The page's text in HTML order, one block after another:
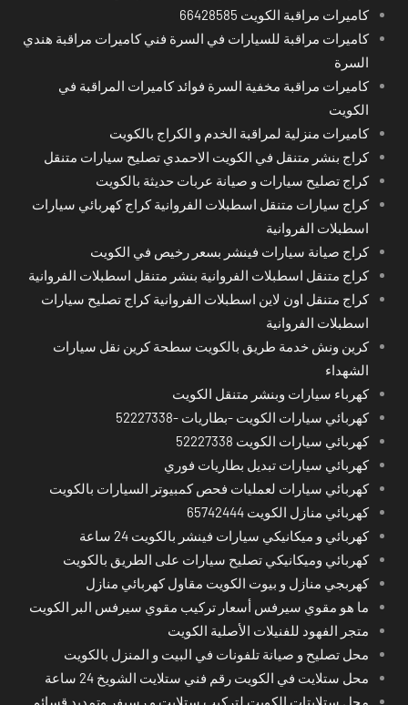
كاميرات مراقبة الكويت 66428585
كاميرات مراقبة للسيارات في السرة فني كاميرات مراقبة هندي
السرة
كاميرات مراقبة مخفية السرة فوائد كاميرات المراقبة في
الكويت
كاميرات منزلية لمراقبة الخدم و الكراج بالكويت
كراج بنشر متنقل في الكويت الاحمدي تصليح سيارات متنقل
كراج تصليح سيارات و صيانة عربات حديثة بالكويت
كراج سيارات متنقل اسطبلات الفروانية كراج كهربائي سيارات
اسطبلات الفروانية
كراج صيانة سيارات فينشر بسعر رخيص في الكويت
كراج متنقل اسطبلات الفروانية بنشر متنقل اسطبلات الفروانية
كراج متنقل اون لاين اسطبلات الفروانية كراج تصليح سيارات
اسطبلات الفروانية
كرين ونش خدمة طريق بالكويت سطحة كرين نقل سيارات
الشهداء
كهرباء سيارات وبنشر متنقل الكويت
كهربائي سيارات الكويت -بطاريات -52227338
كهربائي سيارات الكويت 52227338
كهربائي سيارات تبديل بطاريات فوري
كهربائي سيارات لعمليات فحص كمبيوتر السيارات بالكويت
كهربائي منازل الكويت 65742444
كهربائي و ميكانيكي سيارات فينشر بالكويت 24 ساعة
كهربائي وميكانيكي تصليح سيارات على الطريق بالكويت
كهربجي منازل و بيوت الكويت مقاول كهربائي منازل
ما هو مقوي سيرفس أسعار تركيب مقوي سيرفس البر الكويت
متجر الفهود للفنيلات الأصلية الكويت
محل تصليح و صيانة تلفونات في البيت و المنزل بالكويت
محل ستلايت في الكويت رقم فني ستلايت الشويخ 24 ساعة
محل ستلايتات الكويت لتركيب ستلايت و رسيفر وتمديد قسائم